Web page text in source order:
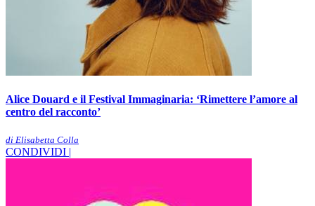
Alice Douard e il Festival Immaginaria: ‘Rimettere l’amore al
centro del racconto’
di Elisabetta Colla
CONDIVIDI |